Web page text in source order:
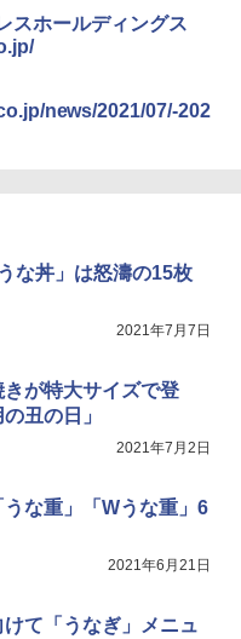
カップヌードルPRO シ
ER-D80A(K) ブラック 25
ーターオーブン ヘルシオ
スホールディングス
news/2021/07/-202
な丼」は怒濤の15枚
2021年7月7日
が特大サイズで登
丑の日」
2021年7月2日
な重」「Wうな重」6
2021年6月21日
て「うなぎ」メニュ